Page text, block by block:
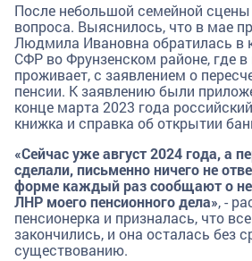
После небольшой семейной сцены
вопроса. Выяснилось, что в мае
Людмила Ивановна обратилась в
СФР во Фрунзенском районе, где
проживает, с заявлением о
пенсии. К заявлению были
конце марта 2023 года
книжка и справка об открытии
«Сейчас уже август 2024 года, а
сделали, письменно ничего не
форме каждый раз сообщают о
ЛНР моего пенсионного дела», -
пенсионерка и призналась, что
закончились, и она осталась без
существованию.